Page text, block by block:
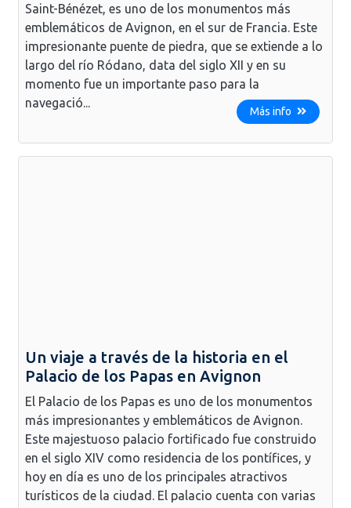
Saint-Bénézet, es uno de los monumentos más
emblemáticos de Avignon, en el sur de Francia. Este
impresionante puente de piedra, que se extiende a lo
largo del río Ródano, data del siglo XII y en su
momento fue un importante paso para la
navegació...
Más info
Un viaje a través de la historia en el
Palacio de los Papas en Avignon
El Palacio de los Papas es uno de los monumentos
más impresionantes y emblemáticos de Avignon.
Este majestuoso palacio fortificado fue construido
en el siglo XIV como residencia de los pontífices, y
hoy en día es uno de los principales atractivos
turísticos de la ciudad. El palacio cuenta con varias